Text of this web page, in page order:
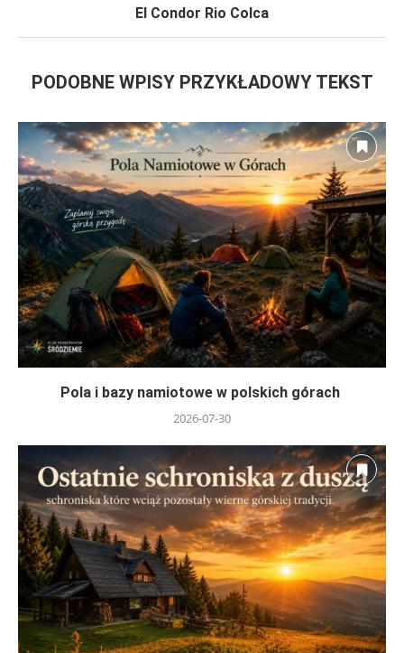
El Condor Rio Colca
PODOBNE WPISY PRZYKŁADOWY TEKST
Pola i bazy namiotowe w polskich górach
2026-07-30